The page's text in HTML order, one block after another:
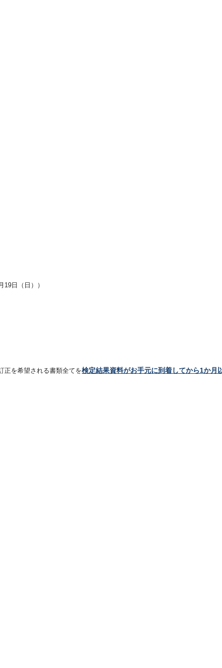
日（日））
正を希望される書類全てを検定結果資料がお手元に到着してから1か月